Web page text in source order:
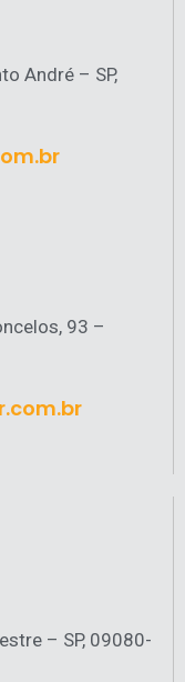
André – SP,
93 –
– SP, 09080-